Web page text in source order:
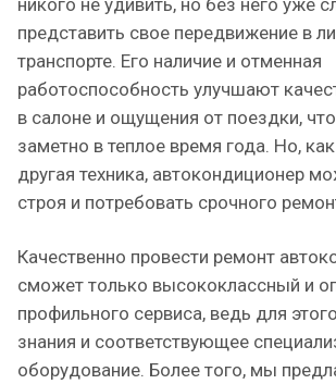
представить свое передвижение в
транспорте. Его наличие и отменная
работоспособность улучшают
в салоне и ощущения от поездки,
заметно в теплое время года. Но,
другая техника, автокондиционер
строя и потребовать срочного
Качественно провести ремонт
сможет только высококлассный и
профильного сервиса, ведь для
знания и соответствующее
оборудование. Более того, мы